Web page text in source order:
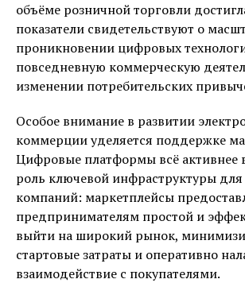
объёме розничной торговли
показатели свидетельствуют о
проникновении цифровых
повседневную коммерческую
изменении потребительских
Особое внимание в развитии
коммерции уделяется поддержке
Цифровые платформы всё активнее
роль ключевой инфраструктуры
компаний: маркетплейсы
предпринимателям простой и
выйти на широкий рынок,
стартовые затраты и оперативно
взаимодействие с покупателями.